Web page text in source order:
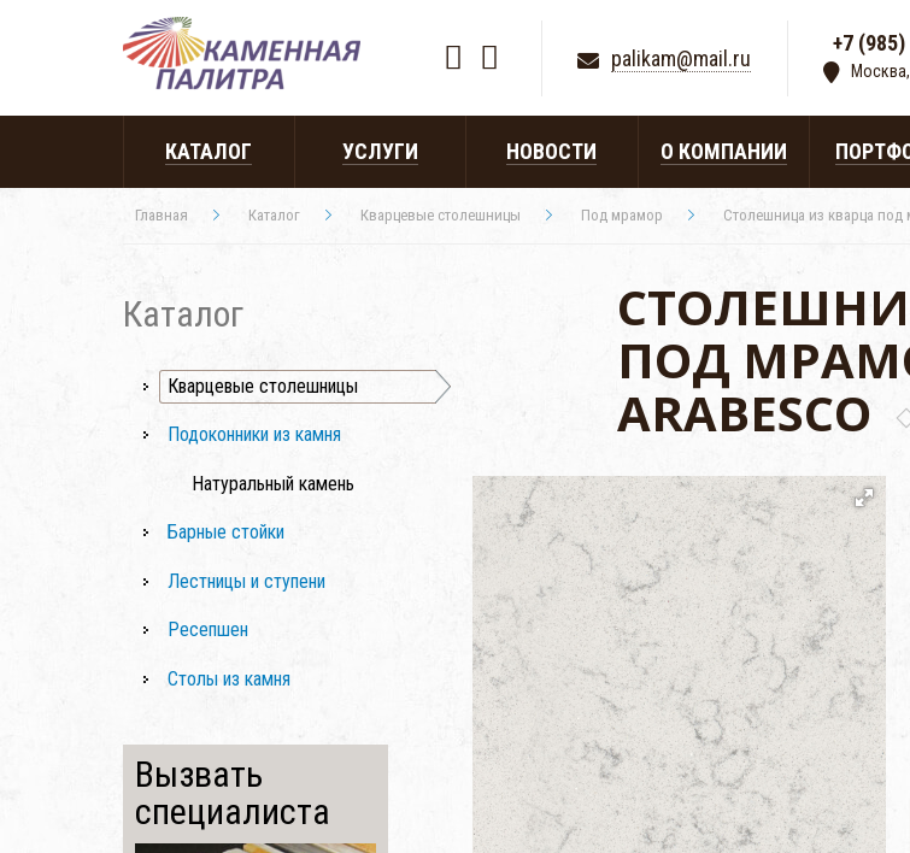
palikam@mail.ru
|+7
КАТАЛОГ УСЛУГИ НОВОСТИ О КОМПАНИИ
Главная Каталог Кварцевые столешницы Под мрамор Столешница из кварца под
Каталог
Кварцевые столешницы
Подоконники из камня
Натуральный камень
Барные стойки
Лестницы и ступени
Ресепшен
Столы из камня
Вызвать
специалиста
ПОД
ARABESCO